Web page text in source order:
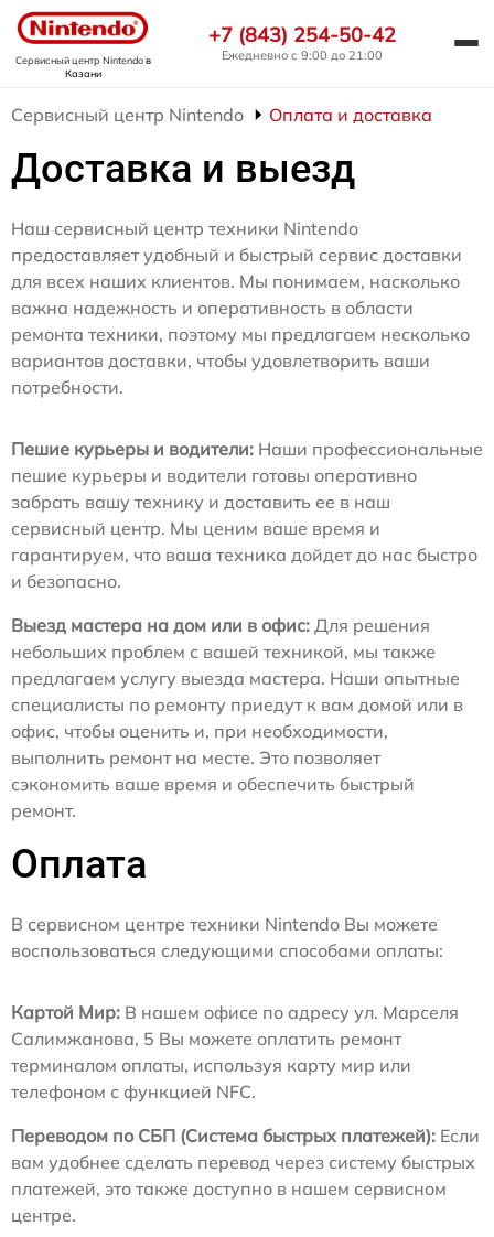
Сервисный центр Nintendoв
Казани
+7 (843) 254-50-42
Ежедневно с 9:00 до 21:00
Сервисный центр Nintendo Оплата и доставка
Доставка и выезд
Наш сервисный центр техники Nintendo
предоставляет удобный и быстрый сервис доставки
для всех наших клиентов. Мы понимаем, насколько
важна надежность и оперативность в области
ремонта техники, поэтому мы предлагаем несколько
вариантов доставки, чтобы удовлетворить ваши
потребности.
Пешие курьеры и водители: Наши профессиональные
пешие курьеры и водители готовы оперативно
забрать вашу технику и доставить ее в наш
сервисный центр. Мы ценим ваше время и
гарантируем, что ваша техника дойдет до нас быстро
и безопасно.
Выезд мастера на дом или в офис: Для решения
небольших проблем с вашей техникой, мы также
предлагаем услугу выезда мастера. Наши опытные
специалисты по ремонту приедут к вам домой или в
офис, чтобы оценить и, при необходимости,
выполнить ремонт на месте. Это позволяет
сэкономить ваше время и обеспечить быстрый
ремонт.
Оплата
В сервисном центре техники Nintendo Вы можете
воспользоваться следующими способами оплаты:
Картой Мир: В нашем офисе по адресу ул. Марселя
Салимжанова, 5 Вы можете оплатить ремонт
терминалом оплаты, используя карту мир или
телефоном с функцией NFC.
Переводом по СБП (Система быстрых платежей): Если
вам удобнее сделать перевод через систему быстрых
платежей, это также доступно в нашем сервисном
центре.